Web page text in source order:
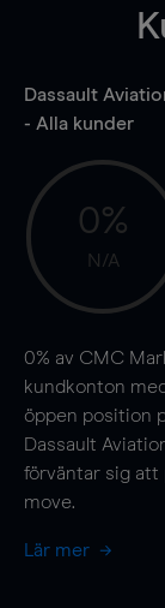
Dassault
- Alla kunder
0%
N/A
0% av CMC
kundkonton
öppen position
Dassault
förväntar sig att
move.
Lär mer